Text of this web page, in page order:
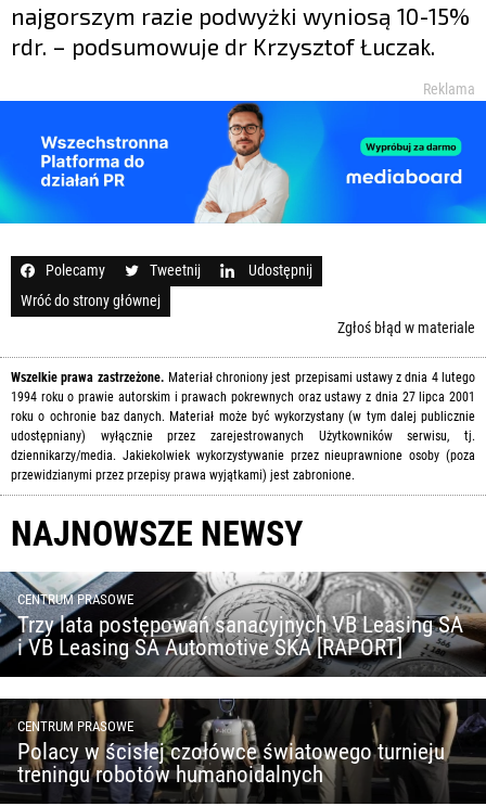
najgorszym razie podwyżki wyniosą 10-15%
rdr. – podsumowuje dr Krzysztof Łuczak.
Reklama
Polecamy Tweetnij
Udostępnij
Wróć do strony głównej
Zgłoś błąd w materiale
Wszelkie prawa zastrzeżone. Materiał chroniony jest przepisami ustawy z dnia 4 lutego
1994 roku o prawie autorskim i prawach pokrewnych oraz ustawy z dnia 27 lipca 2001
roku o ochronie baz danych. Materiał może być wykorzystany (w tym dalej publicznie
udostępniany) wyłącznie przez zarejestrowanych Użytkowników serwisu, tj.
dziennikarzy/media. Jakiekolwiek wykorzystywanie przez nieuprawnione osoby (poza
przewidzianymi przez przepisy prawa wyjątkami) jest zabronione.
NAJNOWSZE NEWSY
CENTRUM PRASOWE
Trzy lata postępowań sanacyjnych VB Leasing SA
i VB Leasing SA Automotive SKA [RAPORT]
CENTRUM PRASOWE
Polacy w ścisłej czołówce światowego turnieju
treningu robotów humanoidalnych